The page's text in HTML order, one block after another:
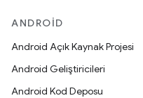
ANDROID
Android Açık Kaynak Projesi
Android Geliştiricileri
Android Kod Deposu